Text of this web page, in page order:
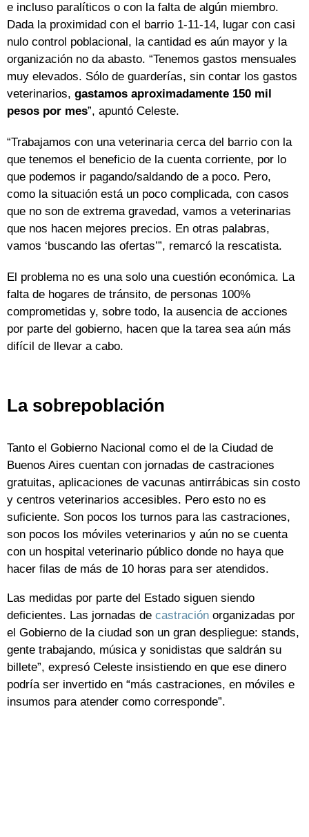
e incluso paralíticos o con la falta de algún miembro.
Dada la proximidad con el barrio 1-11-14, lugar con casi
nulo control poblacional, la cantidad es aún mayor y la
organización no da abasto. “Tenemos gastos mensuales
muy elevados. Sólo de guarderías, sin contar los gastos
veterinarios, gastamos aproximadamente 150 mil
pesos por mes”, apuntó Celeste.
“Trabajamos con una veterinaria cerca del barrio con la
que tenemos el beneficio de la cuenta corriente, por lo
que podemos ir pagando/saldando de a poco. Pero,
como la situación está un poco complicada, con casos
que no son de extrema gravedad, vamos a veterinarias
que nos hacen mejores precios. En otras palabras,
vamos ‘buscando las ofertas’”, remarcó la rescatista.
El problema no es una solo una cuestión económica. La
falta de hogares de tránsito, de personas 100%
comprometidas y, sobre todo, la ausencia de acciones
por parte del gobierno, hacen que la tarea sea aún más
difícil de llevar a cabo.
La sobrepoblación
Tanto el Gobierno Nacional como el de la Ciudad de
Buenos Aires cuentan con jornadas de castraciones
gratuitas, aplicaciones de vacunas antirrábicas sin costo
y centros veterinarios accesibles. Pero esto no es
suficiente. Son pocos los turnos para las castraciones,
son pocos los móviles veterinarios y aún no se cuenta
con un hospital veterinario público donde no haya que
hacer filas de más de 10 horas para ser atendidos.
Las medidas por parte del Estado siguen siendo
deficientes. Las jornadas de castración organizadas por
el Gobierno de la ciudad son un gran despliegue: stands,
gente trabajando, música y sonidistas que saldrán su
billete”, expresó Celeste insistiendo en que ese dinero
podría ser invertido en “más castraciones, en móviles e
insumos para atender como corresponde”.